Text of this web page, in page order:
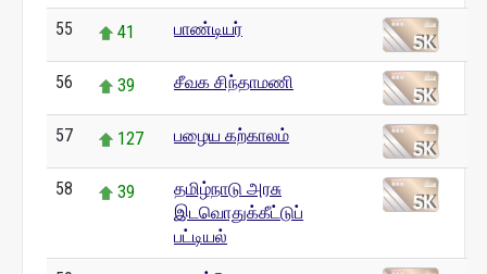
55 41 பாண்டியர்
56 39 சீவக சிந்தாமணி
57 127 பழைய கற்காலம்
58 39
தமிழ்நாடு அரசு
இடவொதுக்கீட்டுப்
பட்டியல்